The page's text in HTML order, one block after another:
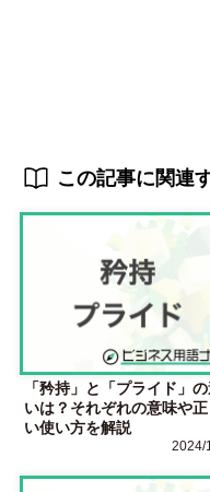
この記事に関連
「矜持」と「プライド」
いは？それぞれの意味や正
い使い方を解説
2024/